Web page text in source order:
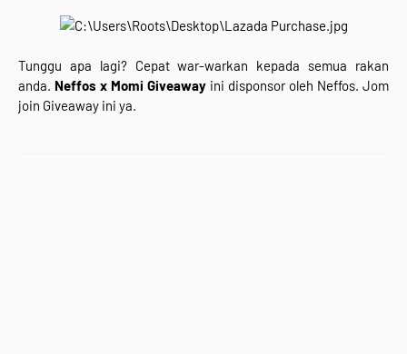
Tunggu apa lagi? Cepat war-warkan kepada semua rakan
anda. Neffos x Momi Giveaway ini disponsor oleh Neffos. Jom
join Giveaway ini ya.